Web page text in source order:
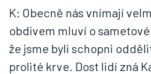
K: Obecně nás vnímají
obdivem mluví o
že jsme byli schopni
prolité krve. Dost lidí zná